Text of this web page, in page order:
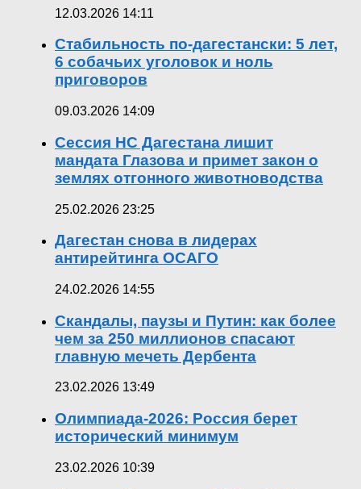
12.03.2026 14:11
Стабильность по-дагестански: 5 лет,
6 собачьих уголовок и ноль
приговоров
09.03.2026 14:09
Сессия НС Дагестана лишит
мандата Глазова и примет закон о
землях отгонного животноводства
25.02.2026 23:25
Дагестан снова в лидерах
антирейтинга ОСАГО
24.02.2026 14:55
Скандалы, паузы и Путин: как более
чем за 250 миллионов спасают
главную мечеть Дербента
23.02.2026 13:49
Олимпиада-2026: Россия берет
исторический минимум
23.02.2026 10:39